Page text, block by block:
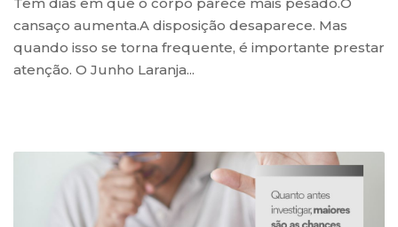
cansaço aumenta.A disposição desaparece. Mas
quando isso se torna frequente, é importante prestar
atenção. O Junho Laranja...